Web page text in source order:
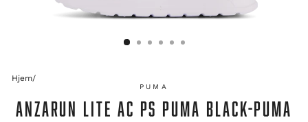
Hjem/
PUMA
ANZARUN LITE AC PS PUMA BLACK-PUMA